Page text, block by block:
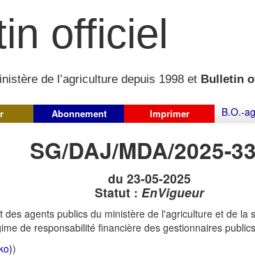
officiel
de l’agriculture depuis 1998 et Bulletin
Abonnement Imprimer B.O.-
SG/DAJ/MDA/2025-
du 23-05-2025
Statut : EnVigueur
des agents publics du ministère de l'agriculture et de la
de responsabilité financière des gestionnaires publics
)